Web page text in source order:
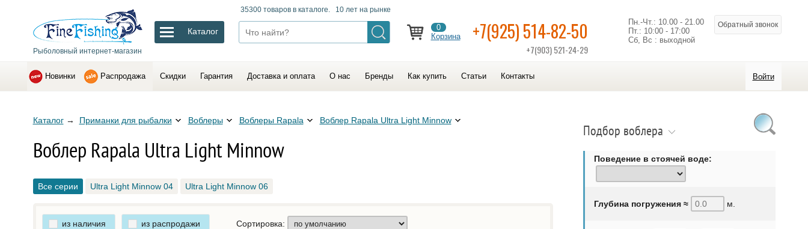
Рыболовный интернет-магазин
Каталог
35300 товаров в каталоге. 10 лет на рынке
0
Корзина
+7(925) 514-82-50
+7(903) 521-24-29
Пн.-Чт.: 10.00 - 21.00
Пт.: 10:00 - 17:00
Сб, Вс : выходной
Обратный звонок
Новинки Распродажа Скидки Гарантия Доставка и оплата О нас Бренды Как купить Статьи Контакты Войти
Каталог→ Приманки для рыбалки Воблеры Воблеры Rapala Воблер Rapala Ultra Light Minnow
Воблер Rapala Ultra Light Minnow
Все серии Ultra Light Minnow 04 Ultra Light Minnow 06
из наличия из распродажи Сортировка:
Подбор воблера
Поведение в стоячей воде:
Глубина погружения ≈ м.